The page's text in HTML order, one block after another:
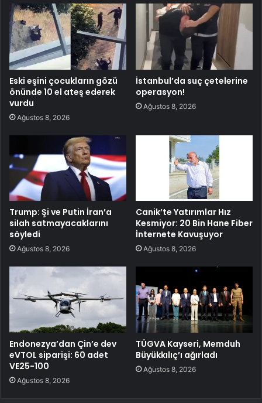
Eski eşini çocukların gözü
önünde 10 el ateş ederek
vurdu
Ağustos 8, 2026
İstanbul’da suç çetelerine
operasyon!
Ağustos 8, 2026
Trump: Şi ve Putin İran’a
silah satmayacaklarını
söyledi
Ağustos 8, 2026
Canik’te Yatırımlar Hız
Kesmiyor: 20 Bin Hane Fiber
İnternete Kavuşuyor
Ağustos 8, 2026
Endonezya’dan Çin’e dev
eVTOL siparişi: 60 adet
VE25-100
Ağustos 8, 2026
TÜGVA Kayseri, Memduh
Büyükkılıç’ı ağırladı
Ağustos 8, 2026